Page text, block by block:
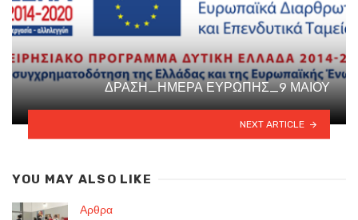
ΔΡΑΣΗ_ΗΜΕΡΑ ΕΥΡΩΠΗΣ_9 ΜΑΙΟΥ
NEXT ARTICLE
YOU MAY ALSO LIKE
Αρθρα